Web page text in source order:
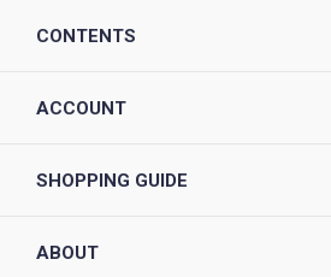
CONTENTS
ACCOUNT
SHOPPING GUIDE
ABOUT